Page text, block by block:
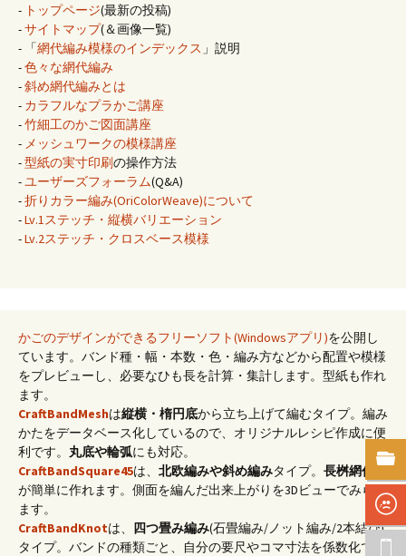
- トップページ(最新の投稿)
-サイトマップ(＆画像一覧)
- 「網代編み模様のインデックス 」説明
-色々な網代編み
-斜め網代編みとは
- カラフルなプラかご講座
-竹細工のかご図面講座
- メッシュワークの模様講座
-型紙の実寸印刷の操作方法
- ユーザーズフォーラム(Q&A)
-折りカラー編み(OriColorWeave)について
-Lv.1ステッチ・縦横バリエーション
-Lv.2ステッチ・クロスベース模様
かごのデザインができるフリーソフト(Windowsアプリ)を公開し
ています。バンド種・幅・本数・色・編み方などから配置や模様
をプレビューし、必要なひも長を計算・集計します。型紙も作れ
ます。
CraftBandMeshは縦横・楕円底から立ち上げて編むタイプ。編み
かたをデータベース化しているので、オリジナルレシピ作成に便
利です。 丸底や輪弧にも対応。
CraftBandSquare45は、 北欧編みや斜め編みタイプ。 長桝網代底
が簡単に作れます。側面を編んだ出来上がりを3Dビューでみられ
ます。
CraftBandKnotは、 四つ畳み編み(石畳編み/ノット編み/2本結び)
タイプ。バンドの種類ごと、自分の要尺やコマ寸法を係数化でき